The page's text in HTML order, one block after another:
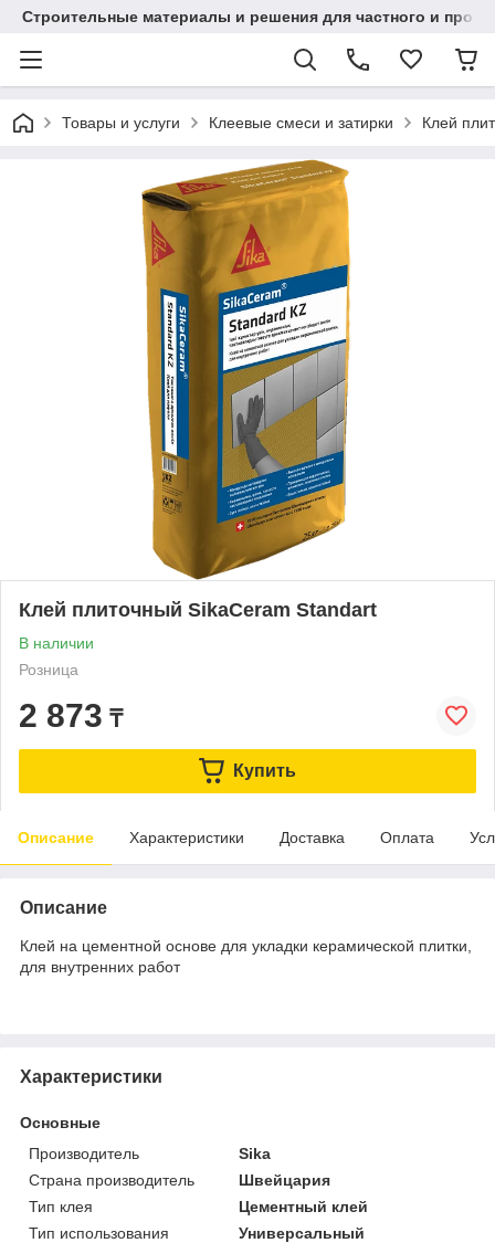
Строительные материалы и решения для частного и
Товары и услуги Клеевые смеси и затирки Клей
Клей плиточный SikaCeram Standart
В наличии
Розница
2 873 ₸
Купить
Описание Характеристики Доставка Оплата
Описание
Клей на цементной основе для укладки керамической плитки,
для внутренних работ
Характеристики
Основные
Производитель
Sika
Страна производитель
Швейцария
Тип клея
Цементный клей
Тип использования
Универсальный